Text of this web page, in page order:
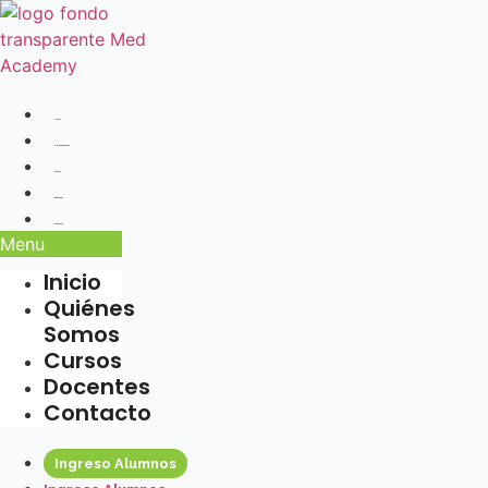
Ir
al
contenido
Menu
Inicio
Quiénes
Somos
Cursos
Docentes
Contacto
Ingreso Alumnos